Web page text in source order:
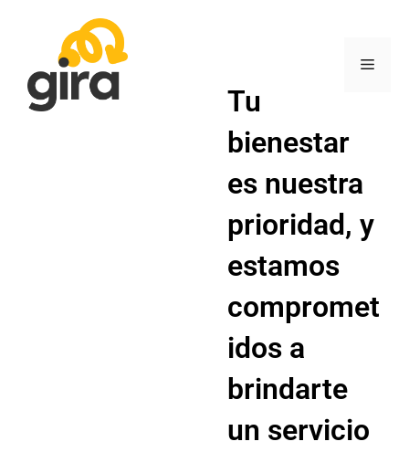
Tu
bienestar
es nuestra
prioridad, y
estamos
compromet
idos a
brindarte
un servicio